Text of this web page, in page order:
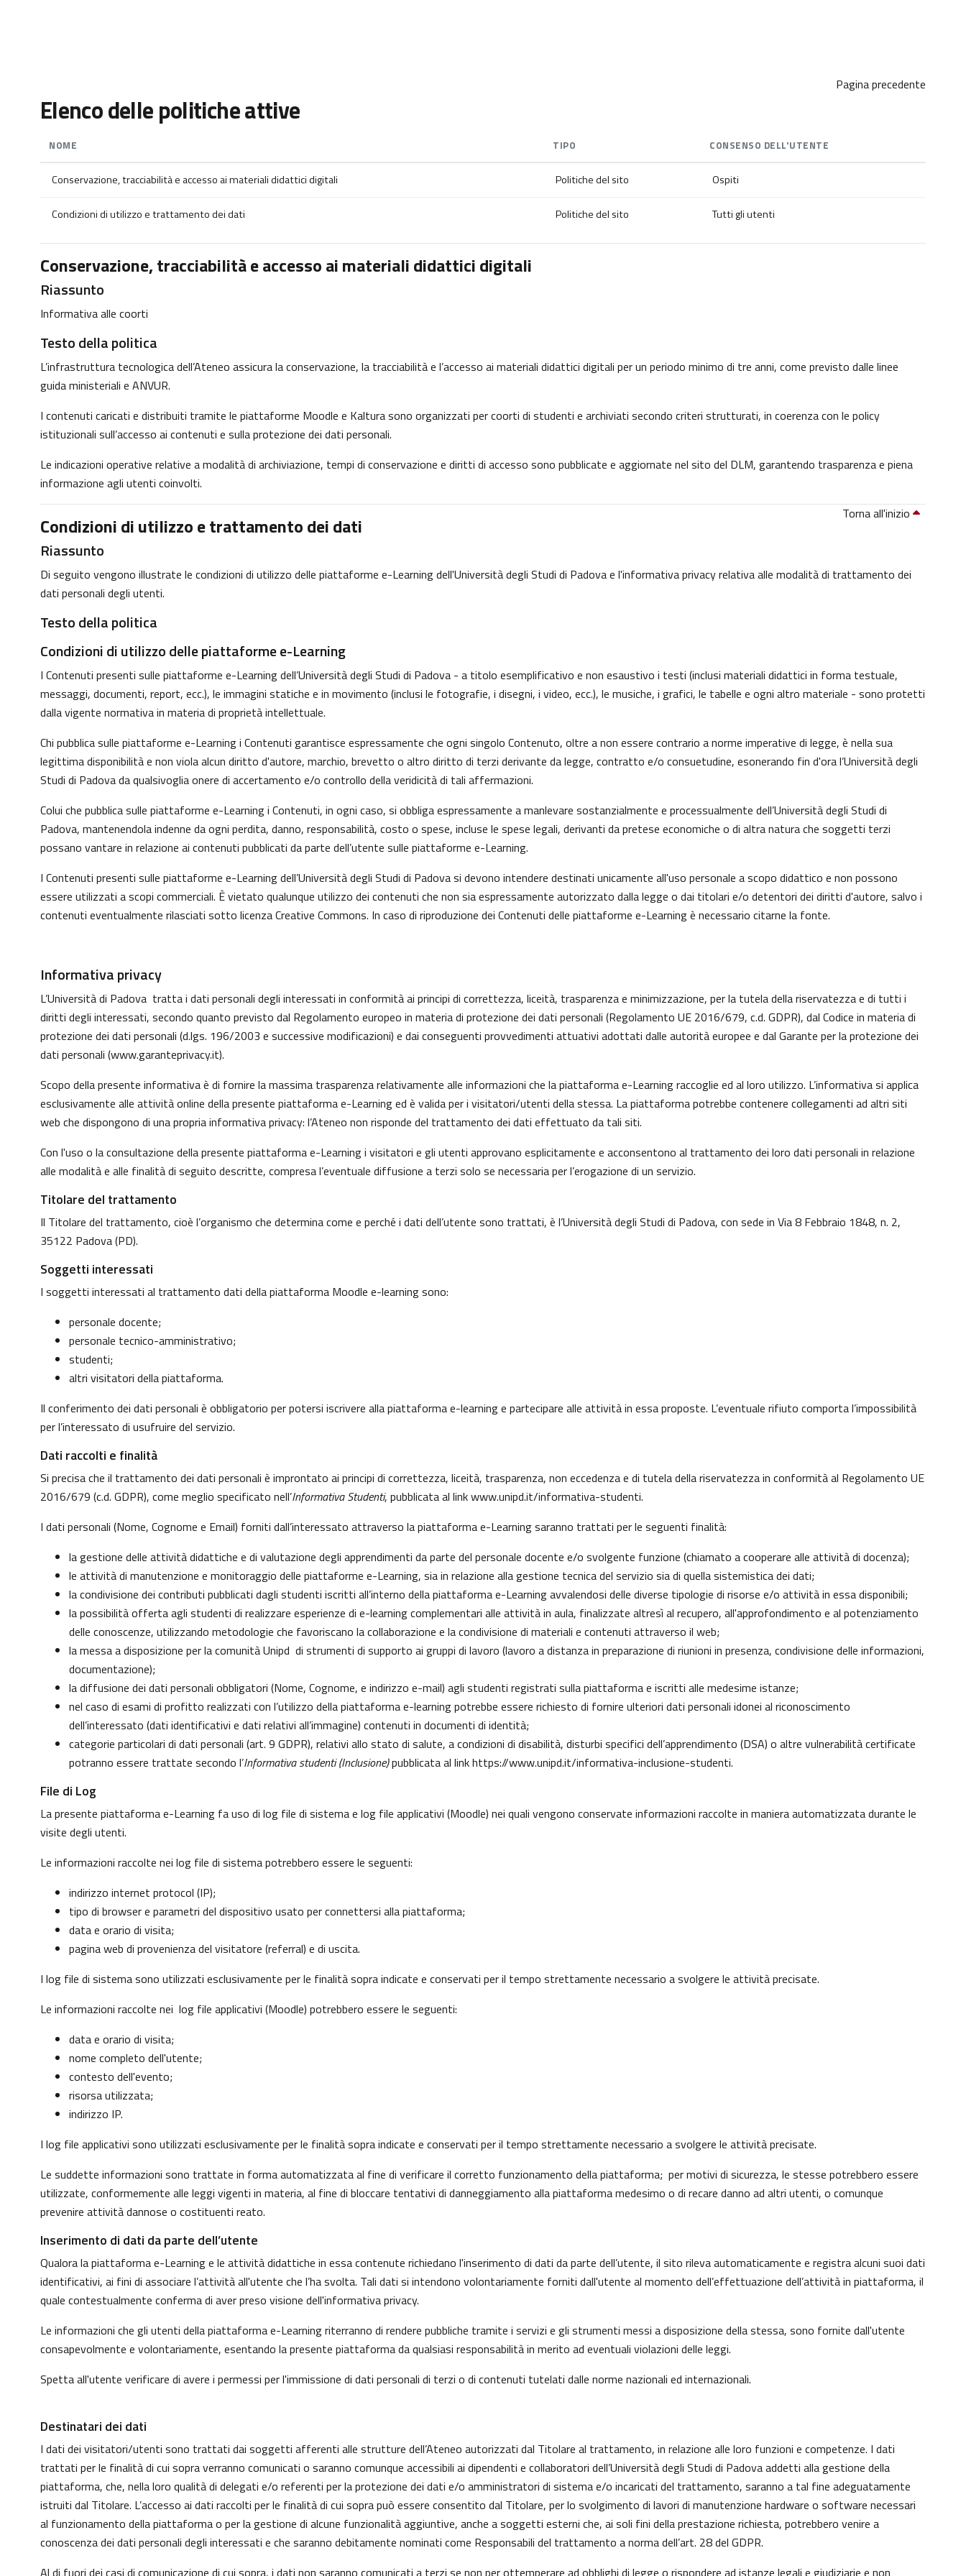
Pagina precedente
Elenco delle politiche attive
NOME TIPO CONSENSO DELL'UTENTE
Conservazione, tracciabilità e accesso ai materiali didattici digitali Politiche del sito Ospiti
Condizioni di utilizzo e trattamento dei dati Politiche del sito Tutti gli utenti
Conservazione, tracciabilità e accesso ai materiali didattici digitali
Riassunto
Informativa alle coorti
Testo della politica
L’infrastruttura tecnologica dell’Ateneo assicura la conservazione, la tracciabilità e l’accesso ai materiali didattici digitali per un periodo minimo di tre anni, come previsto dalle linee
guida ministeriali e ANVUR.
I contenuti caricati e distribuiti tramite le piattaforme Moodle e Kaltura sono organizzati per coorti di studenti e archiviati secondo criteri strutturati, in coerenza con le policy
istituzionali sull’accesso ai contenuti e sulla protezione dei dati personali.
Le indicazioni operative relative a modalità di archiviazione, tempi di conservazione e diritti di accesso sono pubblicate e aggiornate nel sito del DLM, garantendo trasparenza e piena
informazione agli utenti coinvolti.
Torna all'inizio
Condizioni di utilizzo e trattamento dei dati
Riassunto
Di seguito vengono illustrate le condizioni di utilizzo delle piattaforme e-Learning dell'Università degli Studi di Padova e l'informativa privacy relativa alle modalità di trattamento dei
dati personali degli utenti.
Testo della politica
Condizioni di utilizzo delle piattaforme e-Learning
I Contenuti presenti sulle piattaforme e-Learning dell’Università degli Studi di Padova - a titolo esemplificativo e non esaustivo i testi (inclusi materiali didattici in forma testuale,
messaggi, documenti, report, ecc.), le immagini statiche e in movimento (inclusi le fotografie, i disegni, i video, ecc.), le musiche, i grafici, le tabelle e ogni altro materiale - sono protetti
dalla vigente normativa in materia di proprietà intellettuale.
Chi pubblica sulle piattaforme e-Learning i Contenuti garantisce espressamente che ogni singolo Contenuto, oltre a non essere contrario a norme imperative di legge, è nella sua
legittima disponibilità e non viola alcun diritto d'autore, marchio, brevetto o altro diritto di terzi derivante da legge, contratto e/o consuetudine, esonerando fin d'ora l’Università degli
Studi di Padova da qualsivoglia onere di accertamento e/o controllo della veridicità di tali affermazioni.
Colui che pubblica sulle piattaforme e-Learning i Contenuti, in ogni caso, si obbliga espressamente a manlevare sostanzialmente e processualmente dell’Università degli Studi di
Padova, mantenendola indenne da ogni perdita, danno, responsabilità, costo o spese, incluse le spese legali, derivanti da pretese economiche o di altra natura che soggetti terzi
possano vantare in relazione ai contenuti pubblicati da parte dell’utente sulle piattaforme e-Learning.
I Contenuti presenti sulle piattaforme e-Learning dell’Università degli Studi di Padova si devono intendere destinati unicamente all'uso personale a scopo didattico e non possono
essere utilizzati a scopi commerciali. È vietato qualunque utilizzo dei contenuti che non sia espressamente autorizzato dalla legge o dai titolari e/o detentori dei diritti d'autore, salvo i
contenuti eventualmente rilasciati sotto licenza Creative Commons. In caso di riproduzione dei Contenuti delle piattaforme e-Learning è necessario citarne la fonte.
Informativa privacy
L’Università di Padova tratta i dati personali degli interessati in conformità ai principi di correttezza, liceità, trasparenza e minimizzazione, per la tutela della riservatezza e di tutti i
diritti degli interessati, secondo quanto previsto dal Regolamento europeo in materia di protezione dei dati personali (Regolamento UE 2016/679, c.d. GDPR), dal Codice in materia di
protezione dei dati personali (d.lgs. 196/2003 e successive modificazioni) e dai conseguenti provvedimenti attuativi adottati dalle autorità europee e dal Garante per la protezione dei
dati personali (www.garanteprivacy.it).
Scopo della presente informativa è di fornire la massima trasparenza relativamente alle informazioni che la piattaforma e-Learning raccoglie ed al loro utilizzo. L’informativa si applica
esclusivamente alle attività online della presente piattaforma e-Learning ed è valida per i visitatori/utenti della stessa. La piattaforma potrebbe contenere collegamenti ad altri siti
web che dispongono di una propria informativa privacy: l’Ateneo non risponde del trattamento dei dati effettuato da tali siti.
Con l'uso o la consultazione della presente piattaforma e-Learning i visitatori e gli utenti approvano esplicitamente e acconsentono al trattamento dei loro dati personali in relazione
alle modalità e alle finalità di seguito descritte, compresa l’eventuale diffusione a terzi solo se necessaria per l’erogazione di un servizio.
Titolare del trattamento
Il Titolare del trattamento, cioè l’organismo che determina come e perché i dati dell’utente sono trattati, è l’Università degli Studi di Padova, con sede in Via 8 Febbraio 1848, n. 2,
35122 Padova (PD).
Soggetti interessati
I soggetti interessati al trattamento dati della piattaforma Moodle e-learning sono:
personale docente;
personale tecnico-amministrativo;
studenti;
altri visitatori della piattaforma.
Il conferimento dei dati personali è obbligatorio per potersi iscrivere alla piattaforma e-learning e partecipare alle attività in essa proposte. L’eventuale rifiuto comporta l’impossibilità
per l’interessato di usufruire del servizio.
Dati raccolti e finalità
Si precisa che il trattamento dei dati personali è improntato ai principi di correttezza, liceità, trasparenza, non eccedenza e di tutela della riservatezza in conformità al Regolamento UE
2016/679 (c.d. GDPR), come meglio specificato nell’Informativa Studenti, pubblicata al linkwww.unipd.it/informativa-studenti.
I dati personali (Nome, Cognome e Email) forniti dall’interessato attraverso la piattaforma e-Learning saranno trattati per le seguenti finalità:
la gestione delle attività didattiche e di valutazione degli apprendimenti da parte del personale docente e/o svolgente funzione (chiamato a cooperare alle attività di docenza);
le attività di manutenzione e monitoraggio delle piattaforme e-Learning, sia in relazione alla gestione tecnica del servizio sia di quella sistemistica dei dati;
la condivisione dei contributi pubblicati dagli studenti iscritti all’interno della piattaforma e-Learning avvalendosi delle diverse tipologie di risorse e/o attività in essa disponibili;
la possibilità offerta agli studenti di realizzare esperienze di e-learning complementari alle attività in aula, finalizzate altresì al recupero, all'approfondimento e al potenziamento
delle conoscenze, utilizzando metodologie che favoriscano la collaborazione e la condivisione di materiali e contenuti attraverso il web;
la messa a disposizione per la comunità Unipd di strumenti di supporto ai gruppi di lavoro (lavoro a distanza in preparazione di riunioni in presenza, condivisione delle informazioni,
documentazione);
la diffusione dei dati personali obbligatori (Nome, Cognome, e indirizzo e-mail) agli studenti registrati sulla piattaforma e iscritti alle medesime istanze;
nel caso di esami di profitto realizzati con l’utilizzo della piattaforma e-learning potrebbe essere richiesto di fornire ulteriori dati personali idonei al riconoscimento
dell’interessato (dati identificativi e dati relativi all’immagine) contenuti in documenti di identità;
categorie particolari di dati personali (art. 9 GDPR), relativi allo stato di salute, a condizioni di disabilità, disturbi specifici dell’apprendimento (DSA) o altre vulnerabilità certificate
potranno essere trattate secondo l’Informativa studenti (Inclusione)pubblicata al linkhttps://www.unipd.it/informativa-inclusione-studenti.
File di Log
La presente piattaforma e-Learning fa uso di log file di sistema e log file applicativi (Moodle) nei quali vengono conservate informazioni raccolte in maniera automatizzata durante le
visite degli utenti.
Le informazioni raccolte nei log file di sistema potrebbero essere le seguenti:
indirizzo internet protocol (IP);
tipo di browser e parametri del dispositivo usato per connettersi alla piattaforma;
data e orario di visita;
pagina web di provenienza del visitatore (referral) e di uscita.
I log file di sistema sono utilizzati esclusivamente per le finalità sopra indicate e conservati per il tempo strettamente necessario a svolgere le attività precisate.
Le informazioni raccolte nei log file applicativi (Moodle) potrebbero essere le seguenti:
data e orario di visita;
nome completo dell'utente;
contesto dell'evento;
risorsa utilizzata;
indirizzo IP.
I log file applicativi sono utilizzati esclusivamente per le finalità sopra indicate e conservati per il tempo strettamente necessario a svolgere le attività precisate.
Le suddette informazioni sono trattate in forma automatizzata al fine di verificare il corretto funzionamento della piattaforma; per motivi di sicurezza, le stesse potrebbero essere
utilizzate, conformemente alle leggi vigenti in materia, al fine di bloccare tentativi di danneggiamento alla piattaforma medesimo o di recare danno ad altri utenti, o comunque
prevenire attività dannose o costituenti reato.
Inserimento di dati da parte dell’utente
Qualora la piattaforma e-Learning e le attività didattiche in essa contenute richiedano l'inserimento di dati da parte dell’utente, il sito rileva automaticamente e registra alcuni suoi dati
identificativi, ai fini di associare l’attività all'utente che l’ha svolta. Tali dati si intendono volontariamente forniti dall'utente al momento dell’effettuazione dell’attività in piattaforma, il
quale contestualmente conferma di aver preso visione dell'informativa privacy.
Le informazioni che gli utenti della piattaforma e-Learning riterranno di rendere pubbliche tramite i servizi e gli strumenti messi a disposizione della stessa, sono fornite dall'utente
consapevolmente e volontariamente, esentando la presente piattaforma da qualsiasi responsabilità in merito ad eventuali violazioni delle leggi.
Spetta all'utente verificare di avere i permessi per l'immissione di dati personali di terzi o di contenuti tutelati dalle norme nazionali ed internazionali.
Destinatari dei dati
I dati dei visitatori/utenti sono trattati dai soggetti afferenti alle strutture dell’Ateneo autorizzati dal Titolare al trattamento, in relazione alle loro funzioni e competenze. I dati
trattati per le finalità di cui sopra verranno comunicati o saranno comunque accessibili ai dipendenti e collaboratori dell’Università degli Studi di Padova addetti alla gestione della
piattaforma, che, nella loro qualità di delegati e/o referenti per la protezione dei dati e/o amministratori di sistema e/o incaricati del trattamento, saranno a tal fine adeguatamente
istruiti dal Titolare. L’accesso ai dati raccolti per le finalità di cui sopra può essere consentito dal Titolare, per lo svolgimento di lavori di manutenzione hardware o software necessari
al funzionamento della piattaforma o per la gestione di alcune funzionalità aggiuntive, anche a soggetti esterni che, ai soli fini della prestazione richiesta, potrebbero venire a
conoscenza dei dati personali degli interessati e che saranno debitamente nominati come Responsabili del trattamento a norma dell’art. 28 del GDPR.
Al di fuori dei casi di comunicazione di cui sopra, i dati non saranno comunicati a terzi se non per ottemperare ad obblighi di legge o rispondere ad istanze legali e giudiziarie e non